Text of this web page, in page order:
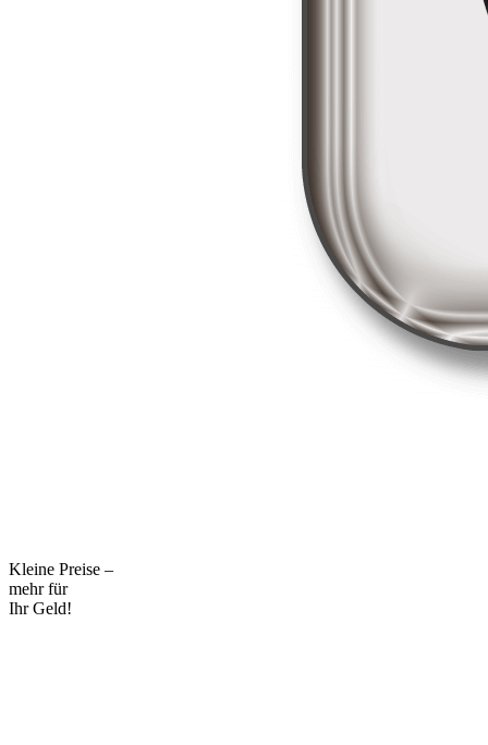
Kleine Preise –
mehr für
Ihr Geld!